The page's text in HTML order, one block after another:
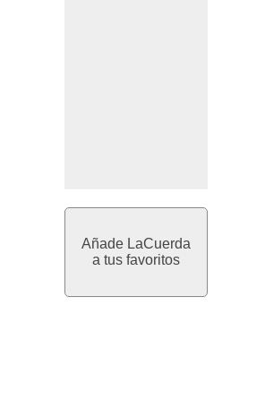
Añade LaCuerda
a tus favoritos